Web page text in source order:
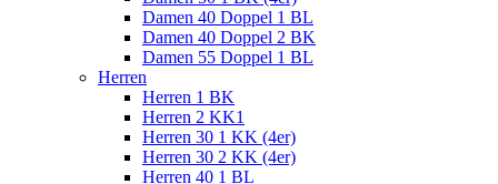
Damen 40 Doppel 1 BL
Damen 40 Doppel 2 BK
Damen 55 Doppel 1 BL
Herren
Herren 1 BK
Herren 2 KK1
Herren 30 1 KK (4er)
Herren 30 2 KK (4er)
Herren 40 1 BL